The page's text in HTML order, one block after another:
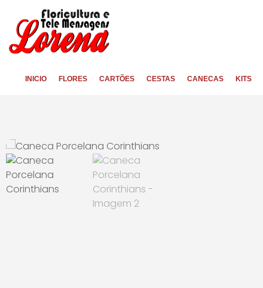
INICIO FLORES CARTÕES CESTAS CANECAS KITS